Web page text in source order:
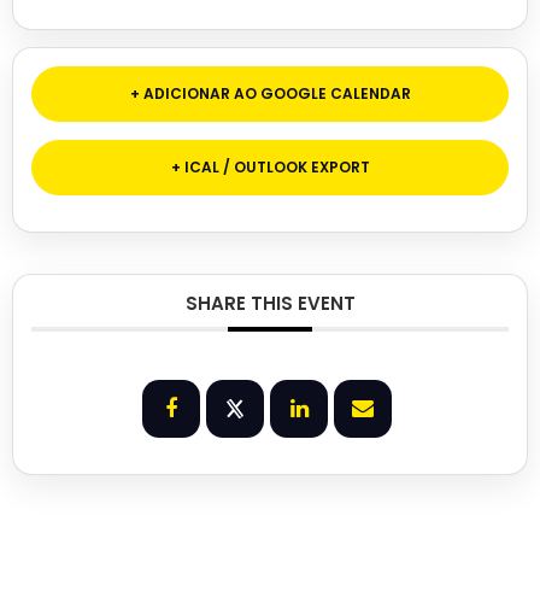
+ ADICIONAR AO GOOGLE CALENDAR
+ ICAL / OUTLOOK EXPORT
SHARE THIS EVENT